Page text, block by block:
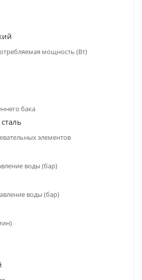
мощность (Вт)
бака
элементов
воды (бар)
воды (бар)